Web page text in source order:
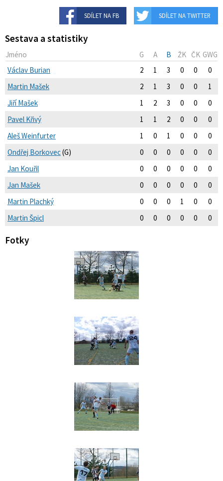
SDÍLET NA FB SDÍLET NA TWITTER
Sestava a statistiky
Jméno G A B ŽK ČK GWG
Václav Burian
2 1 3 0 0
0
Martin Mašek
2 1 3 0 0
1
Jiří Mašek
1 2 3 0 0
0
Pavel Křivý
1 1 2 0 0
0
Aleš Weinfurter
1 0 1 0 0
0
Ondřej Borkovec(G) 0 0 0 0 0
0
Jan Kouřil
0 0 0 0 0
0
Jan Mašek
0 0 0 0 0
0
Martin Plachký
0 0 0 1 0
0
Martin Špicl
0 0 0 0 0 0
Fotky